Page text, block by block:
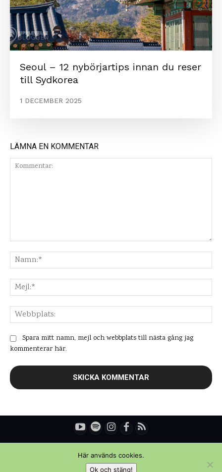
Seoul – 12 nybörjartips innan du reser
till Sydkorea
1 DECEMBER 2025
LÄMNA EN KOMMENTAR
Spara mitt namn, mejl och webbplats till nästa gång jag
kommenterar här.
Här används cookies.
Ok och stäng!